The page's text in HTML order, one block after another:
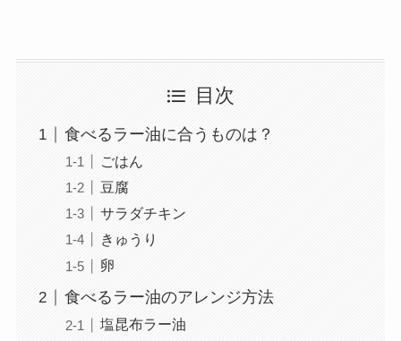
目次
食べるラー油に合うものは？
ごはん
豆腐
サラダチキン
きゅうり
卵
食べるラー油のアレンジ方法
塩昆布ラー油